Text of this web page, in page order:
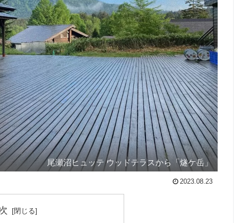
尾瀬沼ヒュッテ ウッドテラスから「燧ケ岳」
2023.08.23